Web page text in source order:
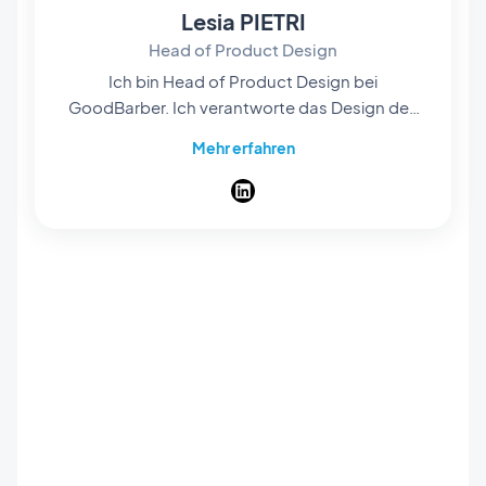
Lesia PIETRI
Head of Product Design
Ich bin Head of Product Design bei
GoodBarber. Ich verantworte das Design des
App aufbaut, die Layouts als Ausgangspunkt
und den Weg von der ersten Idee bis zur
Mehr erfahren